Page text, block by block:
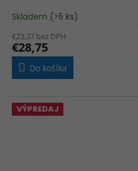
Skladem (>5 ks)
€23,37 bez DPH
€28,75
Do košíka
VÝPREDAJ